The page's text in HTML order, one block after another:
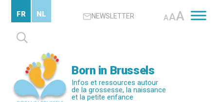
contenu
principal
NEWSLETTER AAA
Rechercher :
FR NL
Born in Brussels
Infos et ressources autour
de la grossesse, la naissance
et la petite enfance